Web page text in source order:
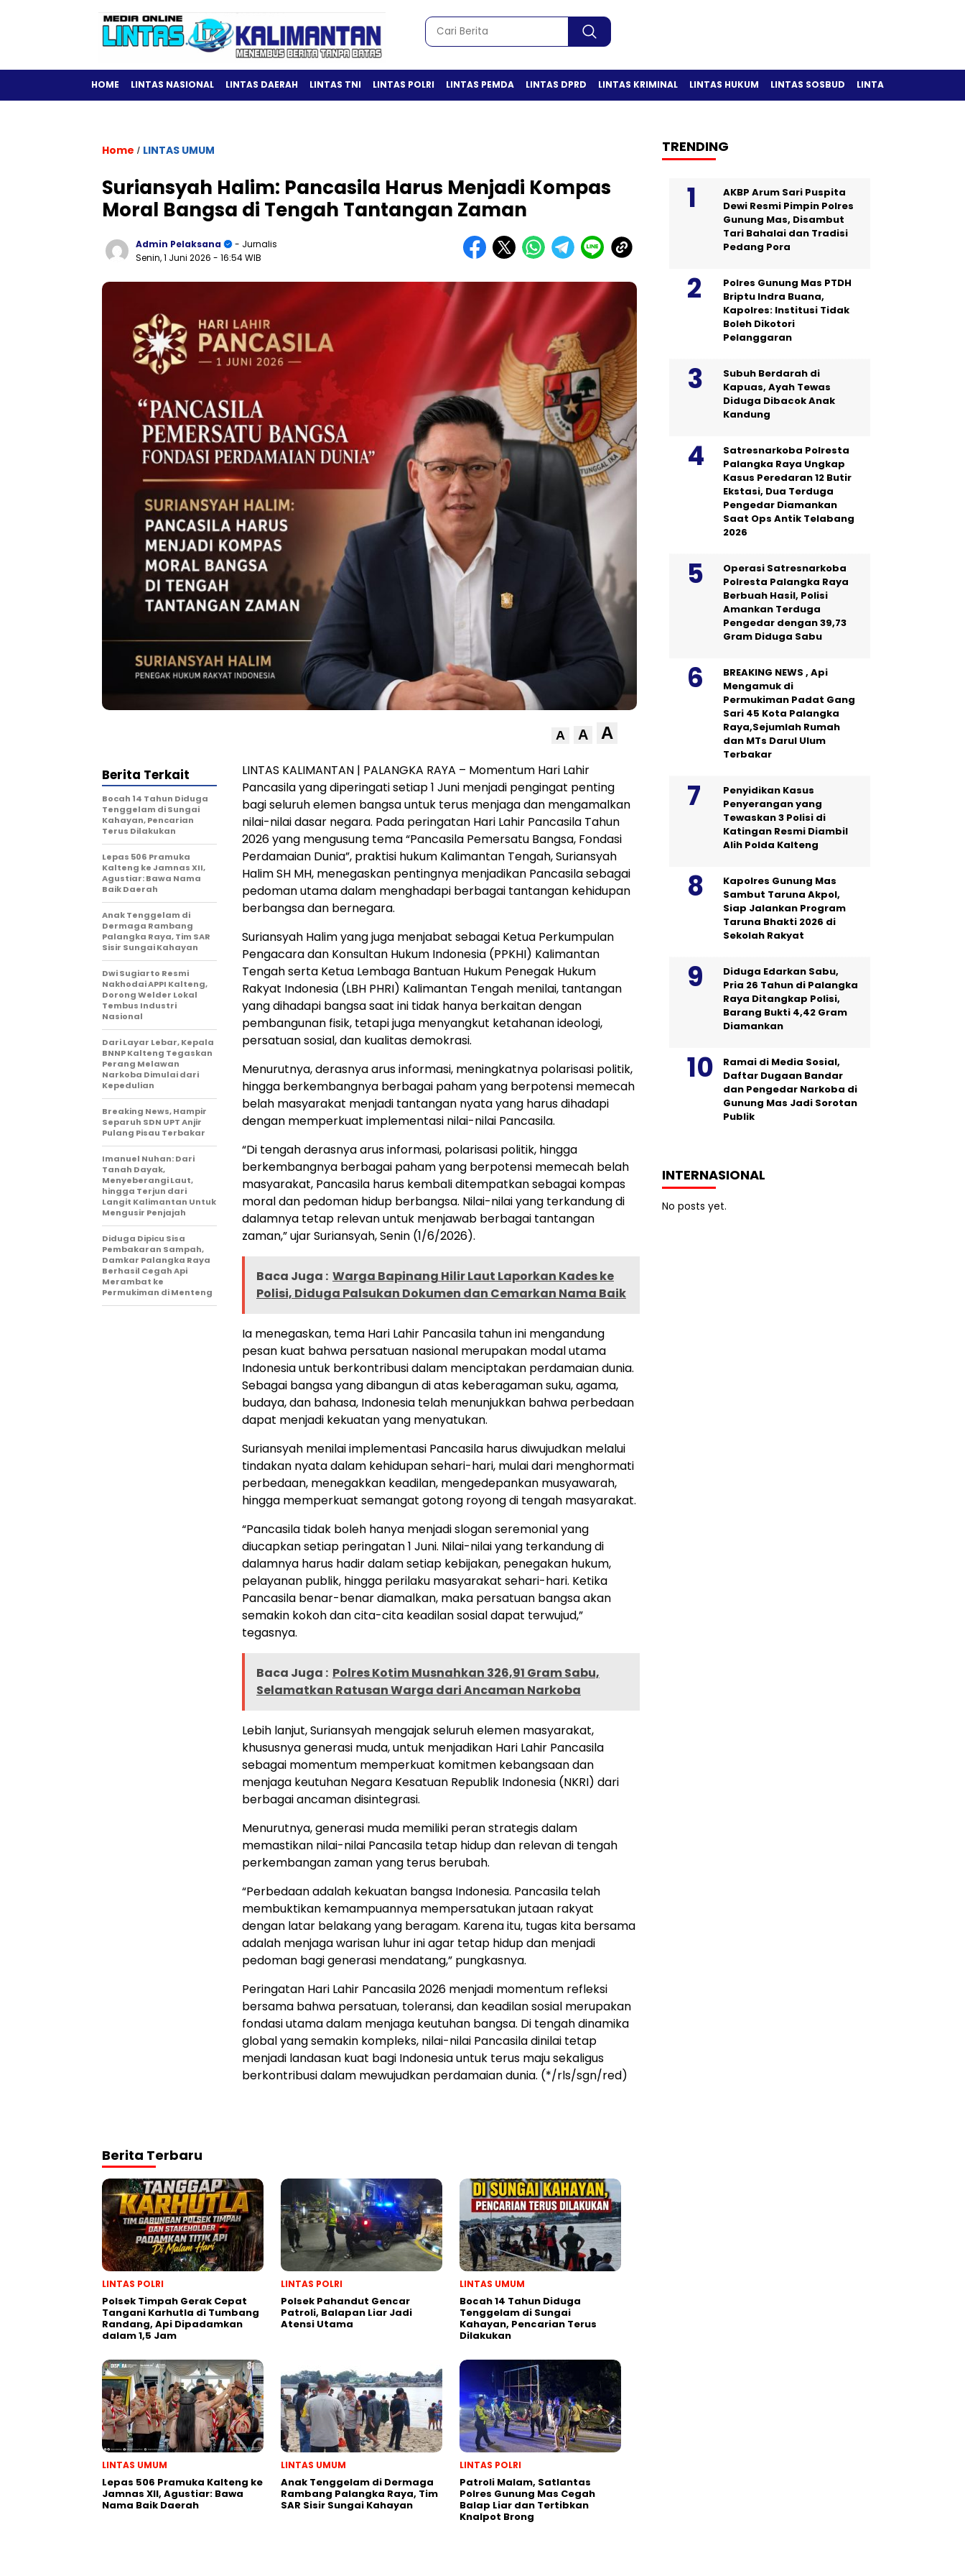
HOME LINTAS NASIONAL LINTAS DAERAH LINTAS TNI LINTAS POLRI LINTAS PEMDA LINTAS DPRD LINTAS KRIMINAL LINTAS HUKUM LINTAS SOSBUD LINTAS OLAH RAGA
Home / LINTAS UMUM
Suriansyah Halim: Pancasila Harus Menjadi Kompas
Moral Bangsa di Tengah Tantangan Zaman
Admin Pelaksana
- Jurnalis
Senin, 1 Juni 2026 - 16:54 WIB
A A A
LINTAS KALIMANTAN | PALANGKA RAYA – Momentum Hari Lahir
Pancasila yang diperingati setiap 1 Juni menjadi pengingat penting
bagi seluruh elemen bangsa untuk terus menjaga dan mengamalkan
nilai-nilai dasar negara. Pada peringatan Hari Lahir Pancasila Tahun
2026 yang mengusung tema “Pancasila Pemersatu Bangsa, Fondasi
Perdamaian Dunia”, praktisi hukum Kalimantan Tengah, Suriansyah
Halim SH MH, menegaskan pentingnya menjadikan Pancasila sebagai
pedoman utama dalam menghadapi berbagai tantangan kehidupan
berbangsa dan bernegara.
Suriansyah Halim yang juga menjabat sebagai Ketua Perkumpulan
Pengacara dan Konsultan Hukum Indonesia (PPKHI) Kalimantan
Tengah serta Ketua Lembaga Bantuan Hukum Penegak Hukum
Rakyat Indonesia (LBH PHRI) Kalimantan Tengah menilai, tantangan
yang dihadapi bangsa saat ini tidak hanya berkaitan dengan
pembangunan fisik, tetapi juga menyangkut ketahanan ideologi,
persatuan sosial, dan kualitas demokrasi.
Menurutnya, derasnya arus informasi, meningkatnya polarisasi politik,
hingga berkembangnya berbagai paham yang berpotensi memecah
belah masyarakat menjadi tantangan nyata yang harus dihadapi
dengan memperkuat implementasi nilai-nilai Pancasila.
“Di tengah derasnya arus informasi, polarisasi politik, hingga
berkembangnya berbagai paham yang berpotensi memecah belah
masyarakat, Pancasila harus kembali ditempatkan sebagai kompas
moral dan pedoman hidup berbangsa. Nilai-nilai yang terkandung di
dalamnya tetap relevan untuk menjawab berbagai tantangan
zaman,” ujar Suriansyah, Senin (1/6/2026).
Baca Juga : Warga Bapinang Hilir Laut Laporkan Kades ke
Polisi, Diduga Palsukan Dokumen dan Cemarkan Nama Baik
Ia menegaskan, tema Hari Lahir Pancasila tahun ini mengandung
pesan kuat bahwa persatuan nasional merupakan modal utama
Indonesia untuk berkontribusi dalam menciptakan perdamaian dunia.
Sebagai bangsa yang dibangun di atas keberagaman suku, agama,
budaya, dan bahasa, Indonesia telah menunjukkan bahwa perbedaan
dapat menjadi kekuatan yang menyatukan.
Suriansyah menilai implementasi Pancasila harus diwujudkan melalui
tindakan nyata dalam kehidupan sehari-hari, mulai dari menghormati
perbedaan, menegakkan keadilan, mengedepankan musyawarah,
hingga memperkuat semangat gotong royong di tengah masyarakat.
“Pancasila tidak boleh hanya menjadi slogan seremonial yang
diucapkan setiap peringatan 1 Juni. Nilai-nilai yang terkandung di
dalamnya harus hadir dalam setiap kebijakan, penegakan hukum,
pelayanan publik, hingga perilaku masyarakat sehari-hari. Ketika
Pancasila benar-benar diamalkan, maka persatuan bangsa akan
semakin kokoh dan cita-cita keadilan sosial dapat terwujud,”
tegasnya.
Baca Juga : Polres Kotim Musnahkan 326,91 Gram Sabu,
Selamatkan Ratusan Warga dari Ancaman Narkoba
Lebih lanjut, Suriansyah mengajak seluruh elemen masyarakat,
khususnya generasi muda, untuk menjadikan Hari Lahir Pancasila
sebagai momentum memperkuat komitmen kebangsaan dan
menjaga keutuhan Negara Kesatuan Republik Indonesia (NKRI) dari
berbagai ancaman disintegrasi.
Menurutnya, generasi muda memiliki peran strategis dalam
memastikan nilai-nilai Pancasila tetap hidup dan relevan di tengah
perkembangan zaman yang terus berubah.
“Perbedaan adalah kekuatan bangsa Indonesia. Pancasila telah
membuktikan kemampuannya mempersatukan jutaan rakyat
dengan latar belakang yang beragam. Karena itu, tugas kita bersama
adalah menjaga warisan luhur ini agar tetap hidup dan menjadi
pedoman bagi generasi mendatang,” pungkasnya.
Peringatan Hari Lahir Pancasila 2026 menjadi momentum refleksi
bersama bahwa persatuan, toleransi, dan keadilan sosial merupakan
fondasi utama dalam menjaga keutuhan bangsa. Di tengah dinamika
global yang semakin kompleks, nilai-nilai Pancasila dinilai tetap
menjadi landasan kuat bagi Indonesia untuk terus maju sekaligus
berkontribusi dalam mewujudkan perdamaian dunia. (*/rls/sgn/red)
Berita Terkait
Bocah 14 Tahun Diduga
Tenggelam di Sungai
Kahayan, Pencarian
Terus Dilakukan
Lepas 506 Pramuka
Kalteng ke Jamnas XII,
Agustiar: Bawa Nama
Baik Daerah
Anak Tenggelam di
Dermaga Rambang
Palangka Raya, Tim SAR
Sisir Sungai Kahayan
Dwi Sugiarto Resmi
Nakhodai APPI Kalteng,
Dorong Welder Lokal
Tembus Industri
Nasional
Dari Layar Lebar, Kepala
BNNP Kalteng Tegaskan
Perang Melawan
Narkoba Dimulai dari
Kepedulian
Breaking News, Hampir
Separuh SDN UPT Anjir
Pulang Pisau Terbakar
Imanuel Nuhan: Dari
Tanah Dayak,
Menyeberangi Laut,
hingga Terjun dari
Langit Kalimantan Untuk
Mengusir Penjajah
Diduga Dipicu Sisa
Pembakaran Sampah,
Damkar Palangka Raya
Berhasil Cegah Api
Merambat ke
Permukiman di Menteng
Berita Terbaru
LINTAS POLRI
Polsek Timpah Gerak Cepat
Tangani Karhutla di Tumbang
Randang, Api Dipadamkan
dalam 1,5 Jam
LINTAS POLRI
Polsek Pahandut Gencar
Patroli, Balapan Liar Jadi
Atensi Utama
LINTAS UMUM
Bocah 14 Tahun Diduga
Tenggelam di Sungai
Kahayan, Pencarian Terus
Dilakukan
LINTAS UMUM
Lepas 506 Pramuka Kalteng ke
Jamnas XII, Agustiar: Bawa
Nama Baik Daerah
LINTAS UMUM
Anak Tenggelam di Dermaga
Rambang Palangka Raya, Tim
SAR Sisir Sungai Kahayan
LINTAS POLRI
Patroli Malam, Satlantas
Polres Gunung Mas Cegah
Balap Liar dan Tertibkan
Knalpot Brong
TRENDING
AKBP Arum Sari Puspita
Dewi Resmi Pimpin Polres
Gunung Mas, Disambut
Tari Bahalai dan Tradisi
Pedang Pora
Polres Gunung Mas PTDH
Briptu Indra Buana,
Kapolres: Institusi Tidak
Boleh Dikotori
Pelanggaran
Subuh Berdarah di
Kapuas, Ayah Tewas
Diduga Dibacok Anak
Kandung
Satresnarkoba Polresta
Palangka Raya Ungkap
Kasus Peredaran 12 Butir
Ekstasi, Dua Terduga
Pengedar Diamankan
Saat Ops Antik Telabang
2026
Operasi Satresnarkoba
Polresta Palangka Raya
Berbuah Hasil, Polisi
Amankan Terduga
Pengedar dengan 39,73
Gram Diduga Sabu
BREAKING NEWS , Api
Mengamuk di
Permukiman Padat Gang
Sari 45 Kota Palangka
Raya,Sejumlah Rumah
dan MTs Darul Ulum
Terbakar
Penyidikan Kasus
Penyerangan yang
Tewaskan 3 Polisi di
Katingan Resmi Diambil
Alih Polda Kalteng
Kapolres Gunung Mas
Sambut Taruna Akpol,
Siap Jalankan Program
Taruna Bhakti 2026 di
Sekolah Rakyat
Diduga Edarkan Sabu,
Pria 26 Tahun di Palangka
Raya Ditangkap Polisi,
Barang Bukti 4,42 Gram
Diamankan
Ramai di Media Sosial,
Daftar Dugaan Bandar
dan Pengedar Narkoba di
Gunung Mas Jadi Sorotan
Publik
INTERNASIONAL
No posts yet.